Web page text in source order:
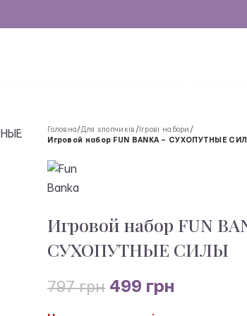
Головна / Для хлопчиків / Ігрові набори /
Игровой набор FUN BANKA – СУХОПУТНЫЕ
Игровой набор FUN
СУХОПУТНЫЕ СИЛЫ
797грн 499 грн